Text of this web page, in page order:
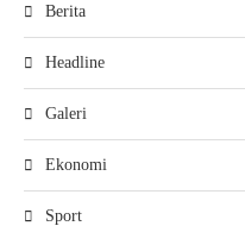
Berita
Headline
Galeri
Ekonomi
Sport